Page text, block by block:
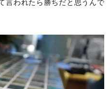
言われたら勝ちだと思うんで